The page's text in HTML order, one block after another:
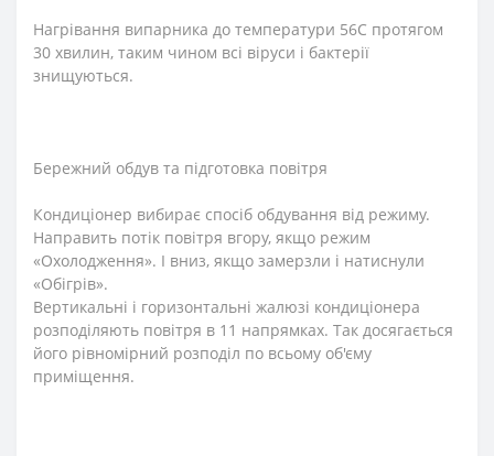
Нагрівання випарника до температури 56С протягом
30 хвилин, таким чином всі віруси і бактерії
знищуються.
Бережний обдув та підготовка повітря
Кондиціонер вибирає спосіб обдування від режиму.
Направить потік повітря вгору, якщо режим
«Охолодження». І вниз, якщо замерзли і натиснули
«Обігрів».
Вертикальні і горизонтальні жалюзі кондиціонера
розподіляють повітря в 11 напрямках. Так досягається
його рівномірний розподіл по всьому об'єму
приміщення.